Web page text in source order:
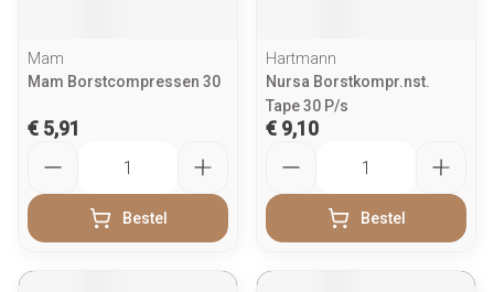
Mam
Mam Borstcompressen 30
€ 5,91
Bestel
Hartmann
Nursa Borstkompr.nst.
Tape 30 P/s
€ 9,10
Bestel